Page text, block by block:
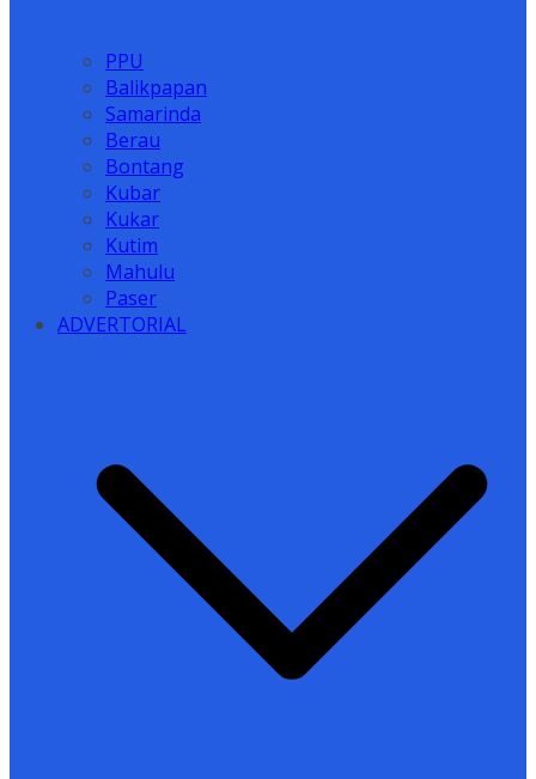
PPU
Balikpapan
Samarinda
Berau
Bontang
Kubar
Kukar
Kutim
Mahulu
Paser
ADVERTORIAL